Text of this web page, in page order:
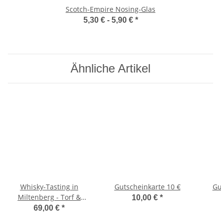
Scotch-Empire Nosing-Glas
5,30 € - 5,90 € *
Ähnliche Artikel
Whisky-Tasting in
Miltenberg - Torf &
Rauch
69,00 € *
Gutscheinkarte 10 €
10,00 € *